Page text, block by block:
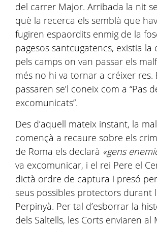
del carrer Major. Arribada la nit
què la recerca els semblà que
fugiren espaordits enmig de la
pagesos santcugatencs, existia la
pels camps on van passar els
més no hi va tornar a créixer res.
passaren se’l coneix com a “Pas
excomunicats”.
Des d’aquell mateix instant, la
començà a recaure sobre els
de Roma els declarà «gens
va excomunicar, i el rei Pere el
dictà ordre de captura i presó
seus possibles protectors durant
Perpinyà. Per tal d’esborrar la
dels Saltells, les Corts enviaren al